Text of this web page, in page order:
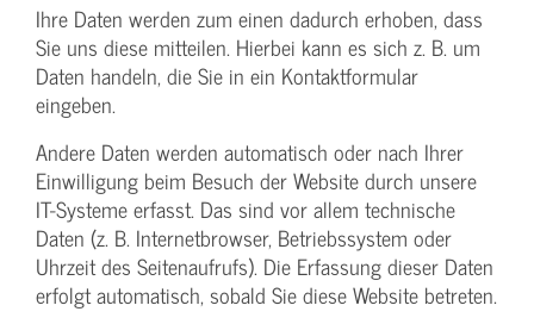
Ihre Daten werden zum einen dadurch erhoben, dass
Sie uns diese mitteilen. Hierbei kann es sich z. B. um
Daten handeln, die Sie in ein Kontaktformular
eingeben.
Andere Daten werden automatisch oder nach Ihrer
Einwilligung beim Besuch der Website durch unsere
IT-Systeme erfasst. Das sind vor allem technische
Daten (z. B. Internetbrowser, Betriebssystem oder
Uhrzeit des Seitenaufrufs). Die Erfassung dieser Daten
erfolgt automatisch, sobald Sie diese Website betreten.